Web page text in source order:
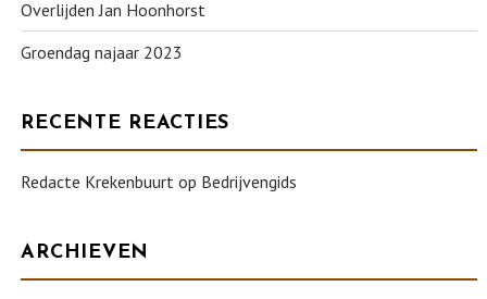
Overlijden Jan Hoonhorst
Groendag najaar 2023
RECENTE REACTIES
Redacte Krekenbuurt op Bedrijvengids
ARCHIEVEN